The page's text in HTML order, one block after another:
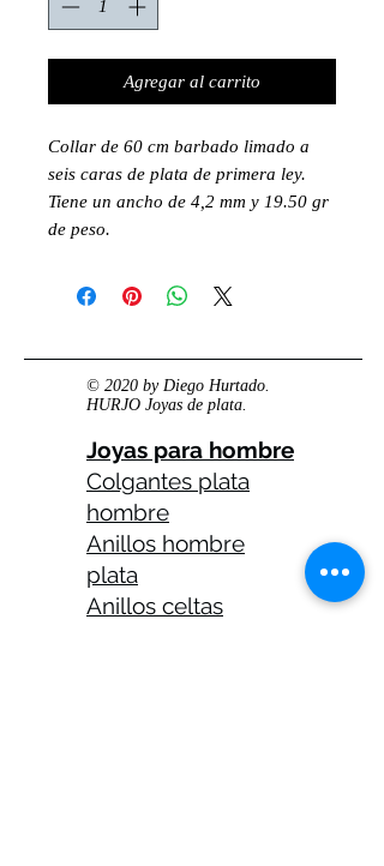
Agregar al carrito
Collar de 60 cm barbado limado a
seis caras de plata de primera ley.
Tiene un ancho de 4,2 mm y 19.50 gr
de peso.
© 2020 by Diego Hurtado.
HURJO Joyas de plata.
Joyas para hombre
Colgantes plata
hombre
Anillos hombre
plata
Anillos celtas